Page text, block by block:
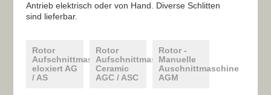
Antrieb elektrisch oder von Hand. Diverse Schlitten
sind lieferbar.
Rotor
Aufschnittmaschinen
eloxiert AG
/ AS
Rotor
Aufschnittmaschinen
Ceramic
AGC / ASC
Rotor -
Manuelle
Auschnittmaschine
AGM